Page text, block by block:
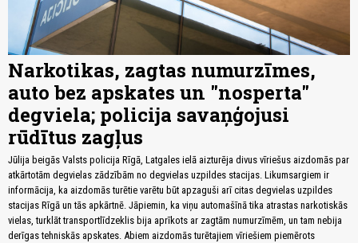
Narkotikas, zagtas numurzīmes,
auto bez apskates un "nosperta"
degviela; policija savaņģojusi
rūdītus zagļus
Jūlija beigās Valsts policija Rīgā, Latgales ielā aizturēja divus vīriešus aizdomās par
atkārtotām degvielas zādzībām no degvielas uzpildes stacijas. Likumsargiem ir
informācija, ka aizdomās turētie varētu būt apzaguši arī citas degvielas uzpildes
stacijas Rīgā un tās apkārtnē. Jāpiemin, ka viņu automašīnā tika atrastas narkotiskās
vielas, turklāt transportlīdzeklis bija aprīkots ar zagtām numurzīmēm, un tam nebija
derīgas tehniskās apskates. Abiem aizdomās turētajiem vīriešiem piemērots